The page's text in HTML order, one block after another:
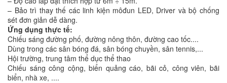
– Bảo trì thay thế các linh kiện môđun LED, Driver và bộ chống
sét đơn giản dễ dàng.
Ứng dụng thực tế:
Chiếu sáng đường phố, đường nông thôn, đường cao tốc....
Dùng trong các sân bóng đá, sân bóng chuyền, sân tennis,...
Hội trường, trung tâm thể dục thể thao
Chiếu sáng công cộng, biển quảng cáo, bãi cỏ, công viên, bãi
biển, nhà xe, ....